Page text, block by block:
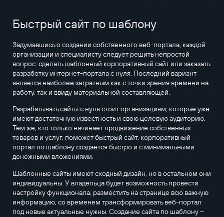
Быстрый сайт по шаблону
Задумавшись о создании собственного веб-портала, каждой
организации и специалисту следует решить непростой
вопрос: сделать шаблонный корпоративный сайт или заказать
разработку интернет-портала с нуля. Последний вариант
является наиболее затратным как с точки зрения времени на
работу, так и ввиду материальной составляющей.
Разрабатывать сайты с нуля стоит организациям, которые уже
имеют достаточную известность и свою целевую аудиторию.
Тем же, кто только начинает продвижение собственных
товаров и услуг, поможет быстрый сайт, корпоративный
портал по шаблону создается быстро и с минимальными
денежными вложениями.
Шаблонные сайты имеют сходный дизайн, но в остальном они
индивидуальны. У владельца будет возможность провести
настройку функционала, разместить на странице всю важную
информацию, со временем трансформировать веб-портал
под новые актуальные нужны. Создание сайта по шаблону –